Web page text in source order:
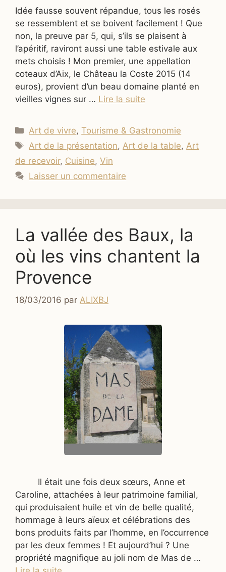
Idée fausse souvent répandue, tous les rosés
se ressemblent et se boivent facilement ! Que
non, la preuve par 5, qui, s’ils se plaisent à
l’apéritif, raviront aussi une table estivale aux
mets choisis ! Mon premier, une appellation
coteaux d’Aix, le Château la Coste 2015 (14
euros), provient d’un beau domaine planté en
vieilles vignes sur … Lire la suite
Catégories
Art de vivre,Tourisme & Gastronomie
Étiquettes
Art de la présentation,Art de la table,Art
de recevoir, Cuisine, Vin
Laisser un commentaire
La vallée des Baux, la
où les vins chantent la
Provence
18/03/2016 par ALIXBJ
Il était une fois deux sœurs, Anne et
Caroline, attachées à leur patrimoine familial,
qui produisaient huile et vin de belle qualité,
hommage à leurs aïeux et célébrations des
bons produits faits par l’homme, en l’occurrence
par les deux femmes ! Et aujourd’hui ? Une
propriété magnifique au joli nom de Mas de …